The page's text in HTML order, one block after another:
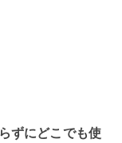
ずにどこでも使